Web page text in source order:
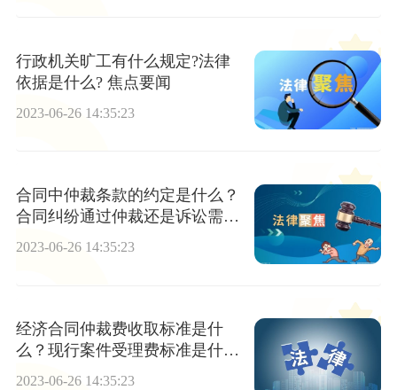
行政机关旷工有什么规定?法律
依据是什么? 焦点要闻
2023-06-26 14:35:23
合同中仲裁条款的约定是什么？
合同纠纷通过仲裁还是诉讼需要
看合同有没有约定吗？ 天天速讯
2023-06-26 14:35:23
经济合同仲裁费收取标准是什
么？现行案件受理费标准是什
么？ 今热点
2023-06-26 14:35:23